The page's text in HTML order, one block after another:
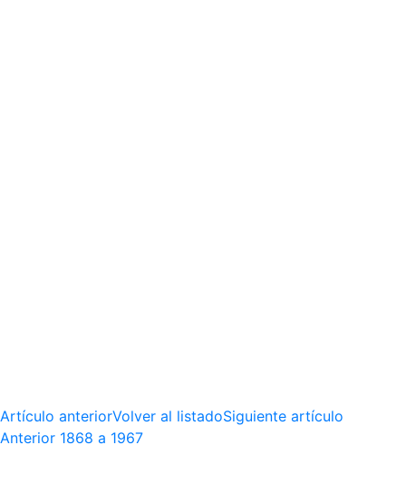
Artículo anteriorVolver al listadoSiguiente artículo
Anterior 1868 a 1967